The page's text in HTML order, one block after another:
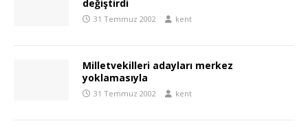
değiştirdi
31 Temmuz 2002 kent
Milletvekilleri adayları merkez
yoklamasıyla
31 Temmuz 2002 kent